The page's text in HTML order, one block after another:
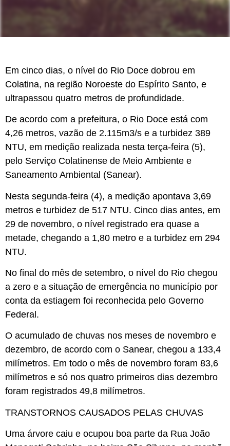
Em cinco dias, o nível do Rio Doce dobrou em
Colatina, na região Noroeste do Espírito Santo, e
ultrapassou quatro metros de profundidade.
De acordo com a prefeitura, o Rio Doce está com
4,26 metros, vazão de 2.115m3/s e a turbidez 389
NTU, em medição realizada nesta terça-feira (5),
pelo Serviço Colatinense de Meio Ambiente e
Saneamento Ambiental (Sanear).
Nesta segunda-feira (4), a medição apontava 3,69
metros e turbidez de 517 NTU. Cinco dias antes, em
29 de novembro, o nível registrado era quase a
metade, chegando a 1,80 metro e a turbidez em 294
NTU.
No final do mês de setembro, o nível do Rio chegou
a zero e a situação de emergência no município por
conta da estiagem foi reconhecida pelo Governo
Federal.
O acumulado de chuvas nos meses de novembro e
dezembro, de acordo com o Sanear, chegou a 133,4
milímetros. Em todo o mês de novembro foram 83,6
milímetros e só nos quatro primeiros dias dezembro
foram registrados 49,8 milímetros.
TRANSTORNOS CAUSADOS PELAS CHUVAS
Uma árvore caiu e ocupou boa parte da Rua João